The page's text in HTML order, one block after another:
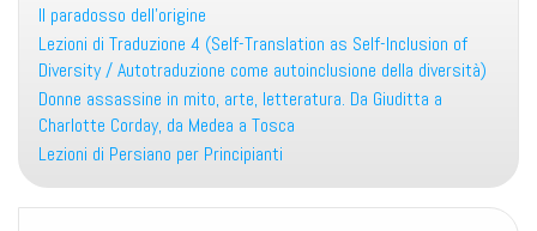
Il paradosso dell’origine
Lezioni di Traduzione 4 (Self-Translation as Self-Inclusion of
Diversity / Autotraduzione come autoinclusione della diversità)
Donne assassine in mito, arte, letteratura. Da Giuditta a
Charlotte Corday, da Medea a Tosca
Lezioni di Persiano per Principianti